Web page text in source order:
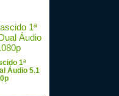
1ª
Áudio 5.1